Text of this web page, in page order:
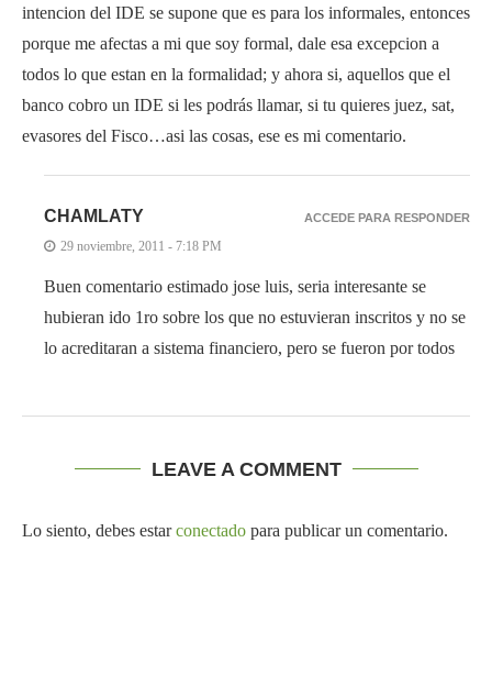
intencion del IDE se supone que es para los informales, entonces
porque me afectas a mi que soy formal, dale esa excepcion a
todos lo que estan en la formalidad; y ahora si, aquellos que el
banco cobro un IDE si les podrás llamar, si tu quieres juez, sat,
evasores del Fisco…asi las cosas, ese es mi comentario.
CHAMLATY
29 noviembre, 2011 - 7:18 PM
Buen comentario estimado jose luis, seria interesante se
hubieran ido 1ro sobre los que no estuvieran inscritos y no se
lo acreditaran a sistema financiero, pero se fueron por todos
ACCEDE PARA RESPONDER
LEAVE A COMMENT
Lo siento, debes estarconectado para publicar un comentario.